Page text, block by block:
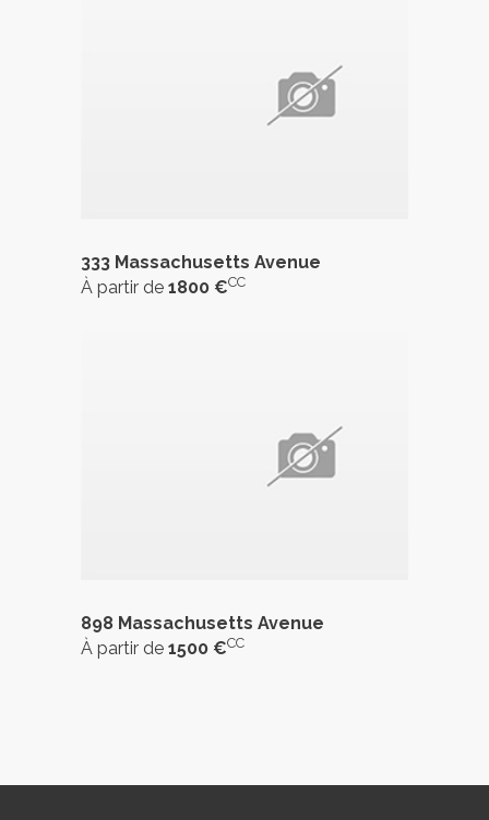
333 Massachusetts Avenue
À partir de 1800 €CC
898 Massachusetts Avenue
À partir de 1500 €CC